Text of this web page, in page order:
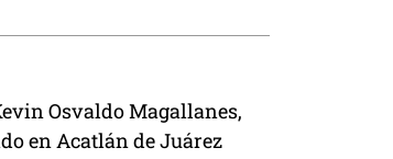
Osvaldo Magallanes,
en Acatlán de Juárez